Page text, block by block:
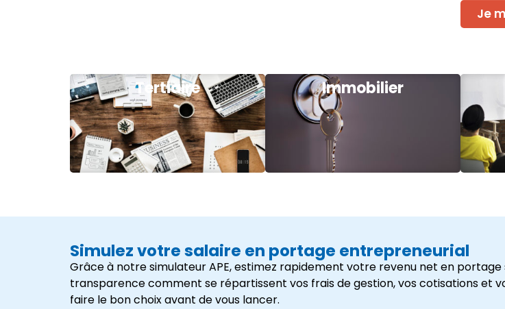
Je
Tertiaire Immobilier
Simulez votre salaire en portage entrepreneurial
Grâce à notre simulateur APE, estimez rapidement votre revenu net en
transparence comment se répartissent vos frais de gestion, vos cotisations et
faire le bon choix avant de vous lancer.